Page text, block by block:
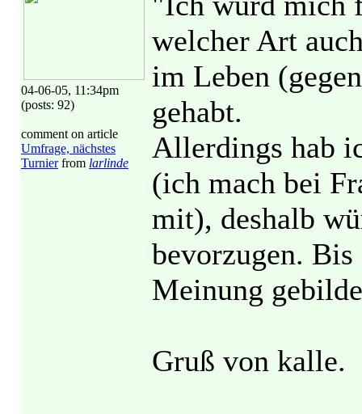
04-06-05, 11:34pm
(posts: 92)
comment on article
Umfrage, nächstes
Turnierfrom larlinde
welcher Art
im Leben
gehabt.
Allerdings hab
(ich mach bei
mit), deshalb
bevorzugen.
Meinung
Gruß von kalle.